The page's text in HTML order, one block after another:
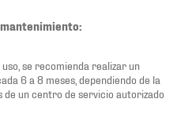
se recomienda realizar un
6 a 8 meses, dependiendo de la
de un centro de servicio autorizado